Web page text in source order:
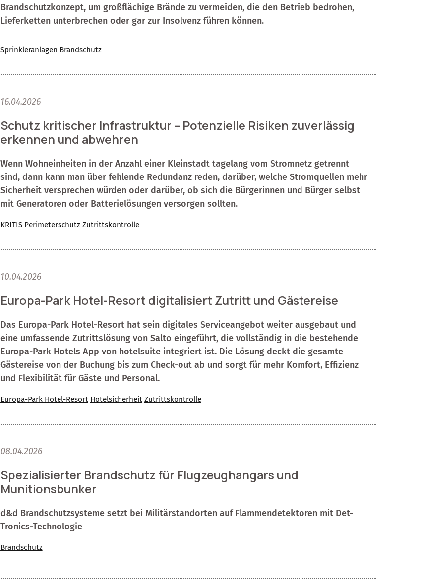
Brandschutzkonzept, um großflächige Brände zu vermeiden, die den Betrieb bedrohen,
Lieferketten unterbrechen oder gar zur Insolvenz führen können.
Sprinkleranlagen Brandschutz
16.04.2026
Schutz kritischer Infrastruktur – Potenzielle Risiken zuverlässig
erkennen und abwehren
Wenn Wohneinheiten in der Anzahl einer Kleinstadt tagelang vom Stromnetz getrennt
sind, dann kann man über fehlende Redundanz reden, darüber, welche Stromquellen mehr
Sicherheit versprechen würden oder darüber, ob sich die Bürgerinnen und Bürger selbst
mit Generatoren oder Batterielösungen versorgen sollten.
KRITIS Perimeterschutz Zutrittskontrolle
10.04.2026
Europa-Park Hotel-Resort digitalisiert Zutritt und Gästereise
Das Europa-Park Hotel-Resort hat sein digitales Serviceangebot weiter ausgebaut und
eine umfassende Zutrittslösung von Salto eingeführt, die vollständig in die bestehende
Europa-Park Hotels App von hotelsuite integriert ist. Die Lösung deckt die gesamte
Gästereise von der Buchung bis zum Check-out ab und sorgt für mehr Komfort, Effizienz
und Flexibilität für Gäste und Personal.
Europa-Park Hotel-Resort Hotelsicherheit Zutrittskontrolle
08.04.2026
Spezialisierter Brandschutz für Flugzeughangars und
Munitionsbunker
d&d Brandschutzsysteme setzt bei Militärstandorten auf Flammendetektoren mit Det-
Tronics-Technologie
Brandschutz